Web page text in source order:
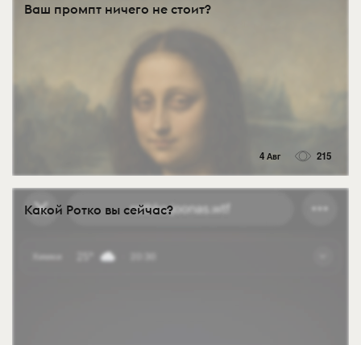
Ваш промпт ничего не стоит?
4 Авг 215
Какой Ротко вы сейчас?